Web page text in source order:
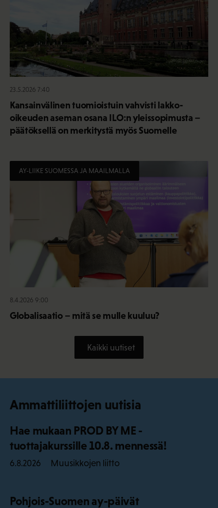
23.5.2026 7:40
Kansainvälinen tuomioistuin vahvisti lakko-
oikeuden aseman osana ILO:n yleissopimusta –
päätöksellä on merkitystä myös Suomelle
AY-LIIKE SUOMESSA JA MAAILMALLA
8.4.2026 9:00
Globalisaatio – mitä se mulle kuuluu?
Kaikki uutiset
Ammattiliittojen uutisia
Hae mukaan PROD BY ME -
tuottajakurssille 10.8. mennessä!
6.8.2026 Muusikkojen liitto
Pohjois-Suomen ay-päivät